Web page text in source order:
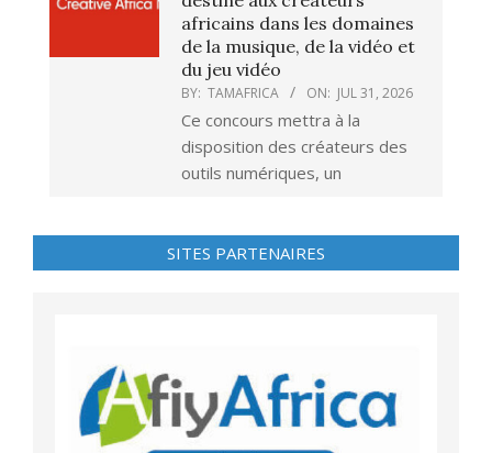
africains dans les domaines
de la musique, de la vidéo et
du jeu vidéo
BY: TAMAFRICA ON: JUL 31, 2026
Ce concours mettra à la
disposition des créateurs des
outils numériques, un
SITES PARTENAIRES